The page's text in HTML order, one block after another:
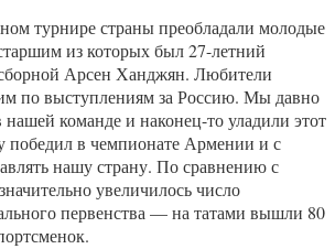
турнире страны преобладали молодые
из которых был 27-летний
Арсен Ханджян. Любители
по выступлениям за Россию. Мы давно
нашей команде и наконец-то уладили этот
победил в чемпионате Армении и с
нашу страну. По сравнению с
увеличилось число
первенства — на татами вышли 80